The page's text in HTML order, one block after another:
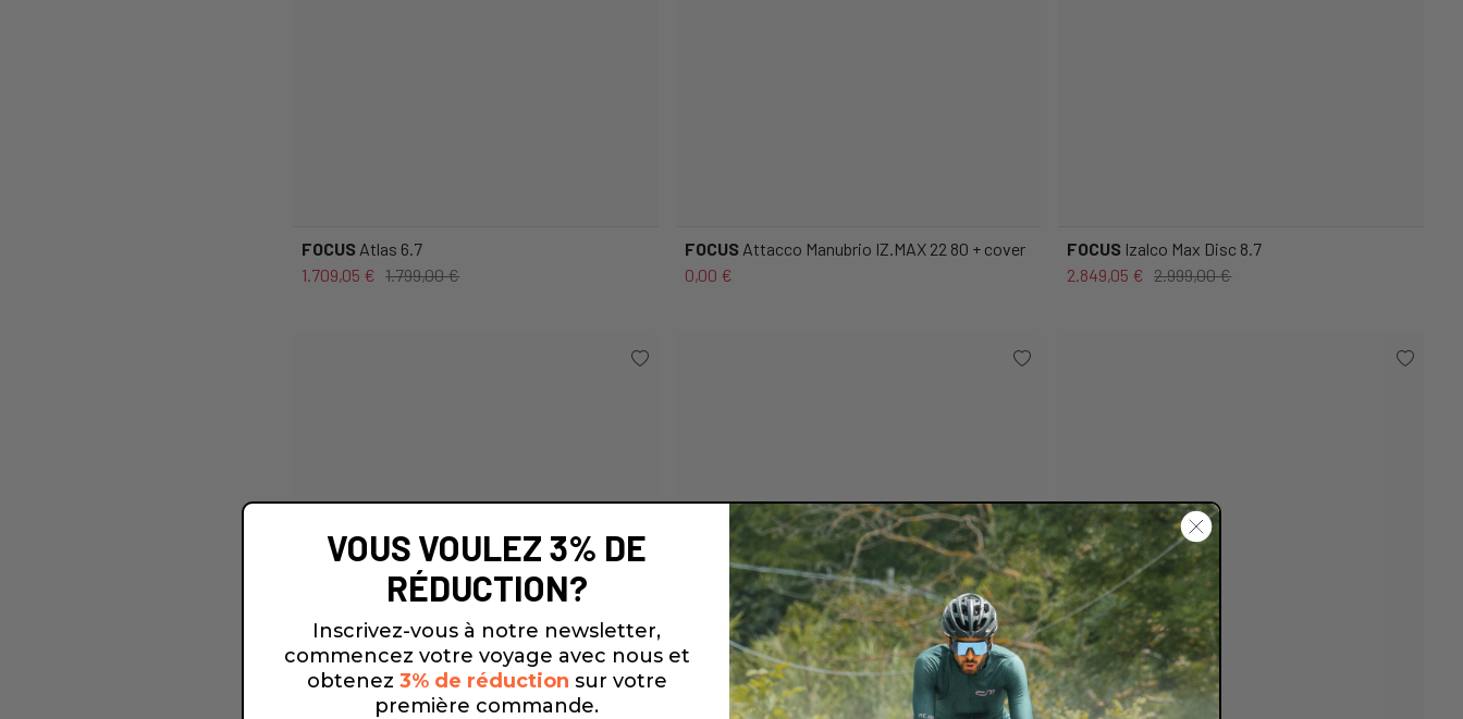
FOCUS Atlas 6.7
1.709,05 € 1.799,00 €
FOCUS Attacco Manubrio IZ.MAX 22 80 + cover
0,00 €
FOCUS Izalco Max Disc 8.7
2.849,05 € 2.999,00 €
VOUS VOULEZ 3% DE
RÉDUCTION?
Inscrivez-vous à notre newsletter,
commencez votre voyage avec nous et
obtenez 3% de réduction sur votre
première commande.